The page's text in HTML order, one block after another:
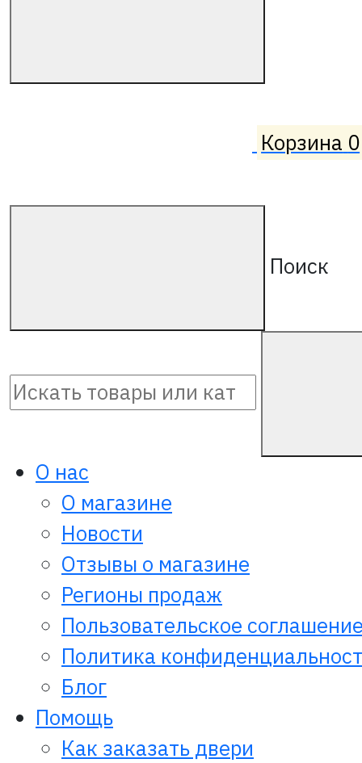
Корзина 0
Поиск
О нас
О магазине
Новости
Отзывы о магазине
Регионы продаж
Пользовательское
Политика
Блог
Помощь
Как заказать двери